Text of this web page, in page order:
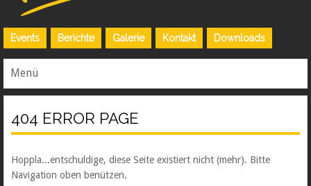
Events Berichte Galerie Kontakt Downloads
Menü
404 ERROR PAGE
Hoppla...entschuldige, diese Seite existiert nicht (mehr). Bitte
Navigation oben benützen.